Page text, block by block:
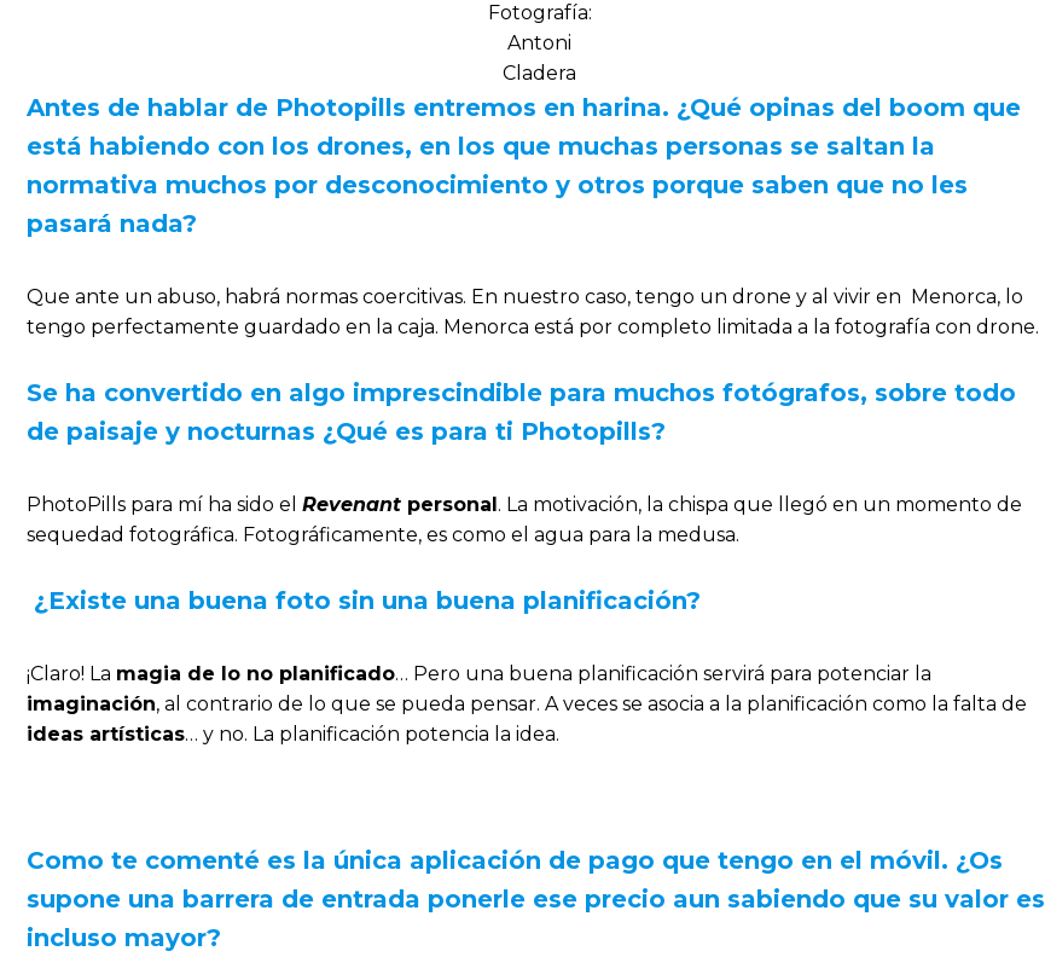
Fotografía:
Antoni
Cladera
Antes de hablar de Photopills entremos en harina. ¿Qué opinas del boom que
está habiendo con los drones, en los que muchas personas se saltan la
normativa muchos por desconocimiento y otros porque saben que no les
pasará nada?
Que ante un abuso, habrá normas coercitivas. En nuestro caso, tengo un drone y al vivir en Menorca, lo
tengo perfectamente guardado en la caja. Menorca está por completo limitada a la fotografía con drone.
Se ha convertido en algo imprescindible para muchos fotógrafos, sobre todo
de paisaje y nocturnas ¿Qué es para ti Photopills?
PhotoPills para mí ha sido el Revenant personal. La motivación, la chispa que llegó en un momento de
sequedad fotográfica. Fotográficamente, es como el agua para la medusa.
¿Existe una buena foto sin una buena planificación?
¡Claro! La magia de lo no planificado… Pero una buena planificación servirá para potenciar la
imaginación, al contrario de lo que se pueda pensar. A veces se asocia a la planificación como la falta de
ideas artísticas… y no. La planificación potencia la idea.
Como te comenté es la única aplicación de pago que tengo en el móvil. ¿Os
supone una barrera de entrada ponerle ese precio aun sabiendo que su valor es
incluso mayor?